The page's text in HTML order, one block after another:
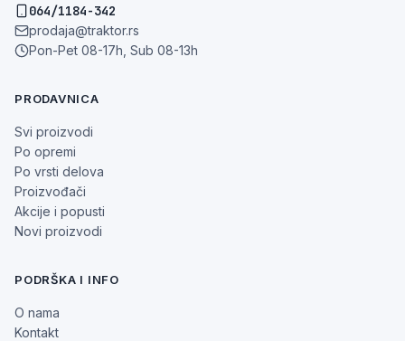
064/1184-342
prodaja@traktor.rs
Pon-Pet 08-17h, Sub 08-13h
PRODAVNICA
Svi proizvodi
Po opremi
Po vrsti delova
Proizvođači
Akcije i popusti
Novi proizvodi
PODRŠKA I INFO
O nama
Kontakt